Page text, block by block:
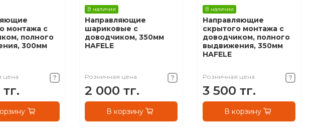
монтажа с
полного
300мм
цена
В наличии
Направляющие
шариковые с
доводчиком, 350мм
HAFELE
Розничная цена
2 000 тг.
В корзину
В наличии
Направляющие
скрытого монтажа с
доводчиком, полного
выдвижения, 350мм
HAFELE
Розничная цена
3 500 тг.
В корзину